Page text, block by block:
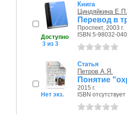
Доступно
3 из 3
Книга
Циндяйкина Е.П.
Перевод в
Проспект, 2003 г.
ISBN 5-98032-
Нет экз.
Статья
Петров А.Я.
Понятие
2015 г.
ISBN отсутствует